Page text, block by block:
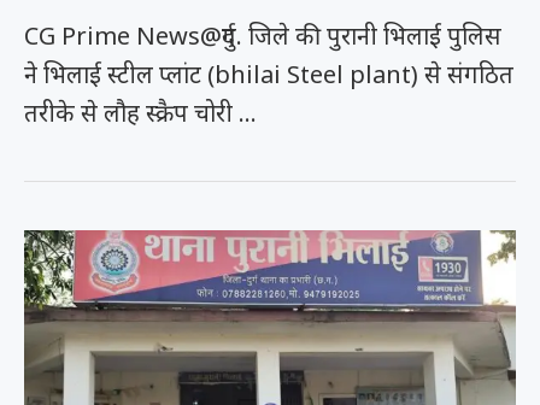
CG Prime News@दुर्ग. जिले की पुरानी भिलाई पुलिस
ने भिलाई स्टील प्लांट (bhilai Steel plant) से संगठित
तरीके से लौह स्क्रैप चोरी …